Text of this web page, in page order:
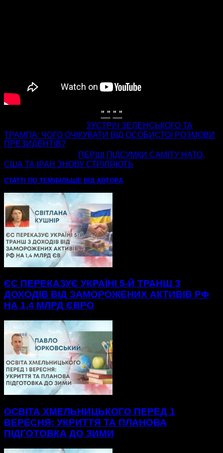
" " " "
ЗУСТРІЧ ЗЕЛЕНСЬКОГО ТА
ТРАМПА: ЧОГО ОЧІКУВАТИ ВІД ОСОБИСТОЇ РОЗМОВИ
ПРЕЗИДЕНТІВ?
ПЕРШІ ПІДСУМКИ САМІТУ НАТО,
США ТА ІРАН ЗНОВУ СТРІЛЯЮТЬ
СТАТТІ ПО ТЕМІ БІЛЬШЕ ВІД АВТОРА
ЄС ПЕРЕКАЗУЄ УКРАЇНІ 5-Й ТРАНШ З
ДОХОДІВ ВІД ЗАМОРОЖЕНИХ АКТИВІВ РФ
НА 1,4 МЛРД ЄВРО
ОСВІТА ХМЕЛЬНИЦЬКОГО ПЕРЕД 1
ВЕРЕСНЯ: УКРИТТЯ ТА ПЛАНОВА
ПІДГОТОВКА ДО ЗИМИ